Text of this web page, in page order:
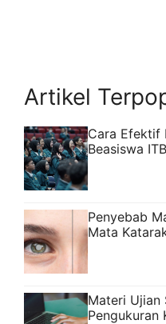
Artikel
Cara Efektif
Beasiswa ITB
Penyebab
Mata
Materi Ujian
Pengukuran